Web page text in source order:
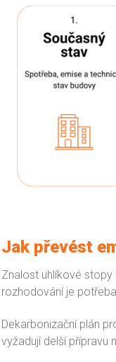
Jak převést
Znalost uhlíkové
rozhodování je
Dekarbonizační plán
vyžadují delší přípravu